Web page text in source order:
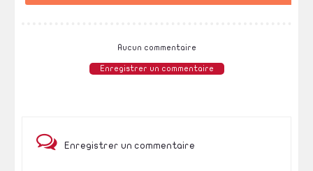
Aucun commentaire
Enregistrer un commentaire
Enregistrer un commentaire